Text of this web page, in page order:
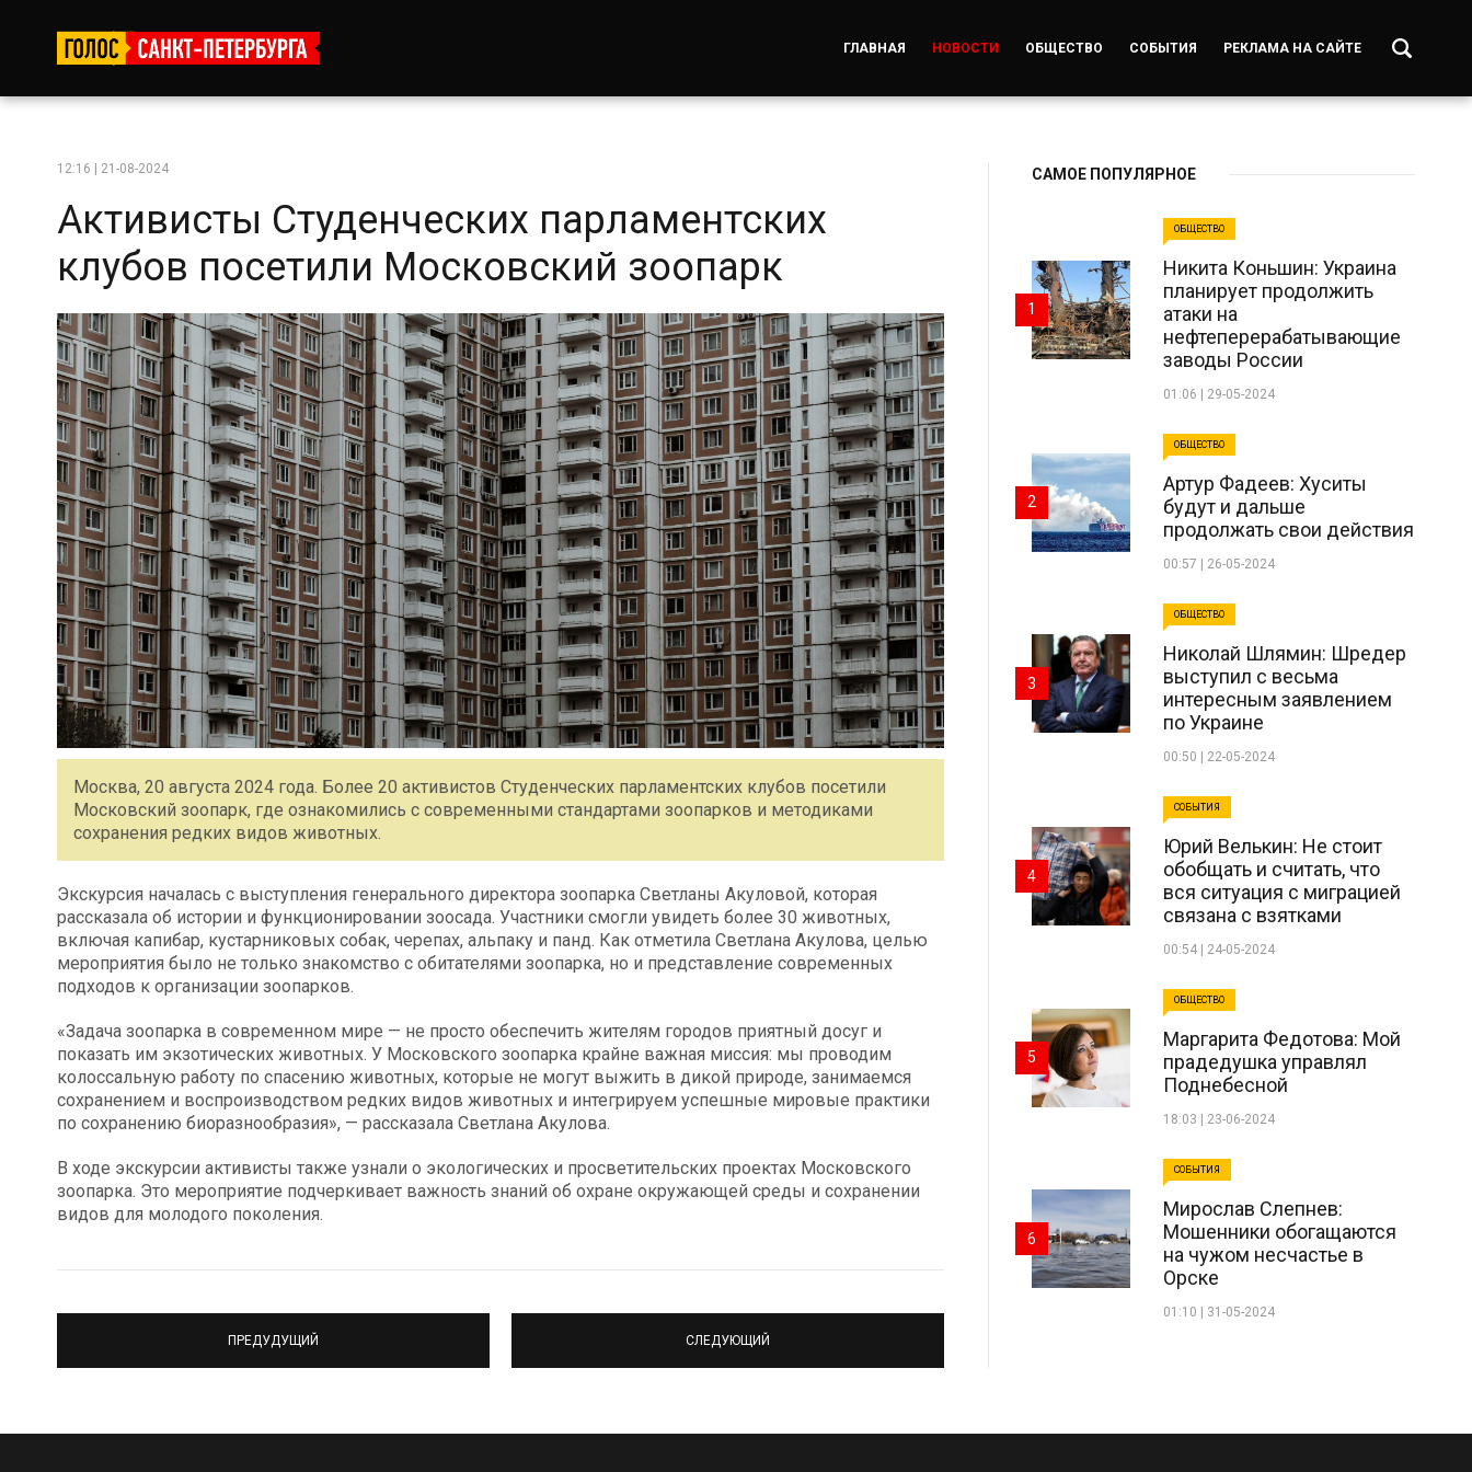
ГЛАВНАЯ НОВОСТИ ОБЩЕСТВО СОБЫТИЯ РЕКЛАМА НА САЙТЕ
12:16 | 21-08-2024
Активисты Студенческих парламентских
клубов посетили Московский зоопарк
Москва, 20 августа 2024 года. Более 20 активистов Студенческих парламентских клубов посетили
Московский зоопарк, где ознакомились с современными стандартами зоопарков и методиками
сохранения редких видов животных.
Экскурсия началась с выступления генерального директора зоопарка Светланы Акуловой, которая
рассказала об истории и функционировании зоосада. Участники смогли увидеть более 30 животных,
включая капибар, кустарниковых собак, черепах, альпаку и панд. Как отметила Светлана Акулова, целью
мероприятия было не только знакомство с обитателями зоопарка, но и представление современных
подходов к организации зоопарков.
«Задача зоопарка в современном мире — не просто обеспечить жителям городов приятный досуг и
показать им экзотических животных. У Московского зоопарка крайне важная миссия: мы проводим
колоссальную работу по спасению животных, которые не могут выжить в дикой природе, занимаемся
сохранением и воспроизводством редких видов животных и интегрируем успешные мировые практики
по сохранению биоразнообразия», — рассказала Светлана Акулова.
В ходе экскурсии активисты также узнали о экологических и просветительских проектах Московского
зоопарка. Это мероприятие подчеркивает важность знаний об охране окружающей среды и сохранении
видов для молодого поколения.
ПРЕДУДУЩИЙ СЛЕДУЮЩИЙ
САМОЕ ПОПУЛЯРНОЕ
ОБЩЕСТВО
Никита Коньшин: Украина
планирует продолжить
атаки на
нефтеперерабатывающие
заводы России
01:06 | 29-05-2024
1
ОБЩЕСТВО
Артур Фадеев: Хуситы
будут и дальше
продолжать свои действия
00:57 | 26-05-2024
2
ОБЩЕСТВО
Николай Шлямин: Шредер
выступил с весьма
интересным заявлением
по Украине
00:50 | 22-05-2024
3
СОБЫТИЯ
Юрий Велькин: Не стоит
обобщать и считать, что
вся ситуация с миграцией
связана с взятками
00:54 | 24-05-2024
4
ОБЩЕСТВО
Маргарита Федотова: Мой
прадедушка управлял
Поднебесной
18:03 | 23-06-2024
5
СОБЫТИЯ
Мирослав Слепнев:
Мошенники обогащаются
на чужом несчастье в
Орске
01:10 | 31-05-2024
6